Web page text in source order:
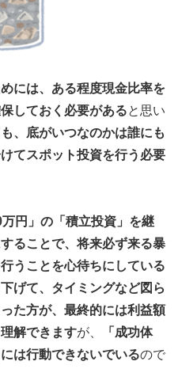
には、ある程度現金比率を
しておく必要があると思い
、底がいつなのかは誰にも
てスポット投資を行う必要
万円」の「積立投資」を継
ることで、将来必ず来る暴
うことを心待ちにしている
げて、タイミングなど図ら
た方が、最終的には利益額
解できますが、
「成功体
は行動できないでいるので